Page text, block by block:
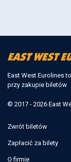
East West Eurolines
przy zakupie biletów
© 2017 - 2026 East
Zwrót biletów
Zapłacić za bilety
O firmie